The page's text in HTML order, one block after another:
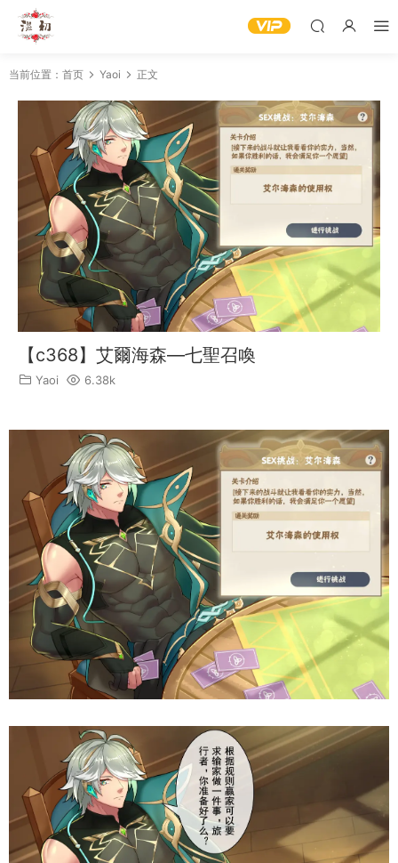
当前位置： 首页 Yaoi 正文
【c368】艾爾海森—七聖召喚
Yaoi 6.38k